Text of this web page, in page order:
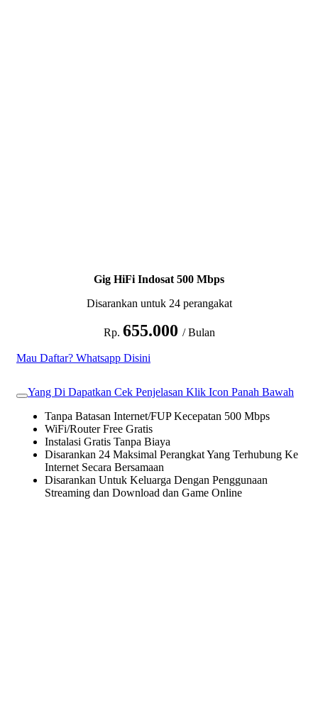
Gig HiFi Indosat 500 Mbps
Disarankan untuk 24 perangakat
Rp. 655.000 / Bulan
Mau Daftar? Whatsapp Disini
Yang Di Dapatkan Cek Penjelasan Klik Icon Panah Bawah
Tanpa Batasan Internet/FUP Kecepatan 500 Mbps
WiFi/Router Free Gratis
Instalasi Gratis Tanpa Biaya
Disarankan 24 Maksimal Perangkat Yang Terhubung Ke
Internet Secara Bersamaan
Disarankan Untuk Keluarga Dengan Penggunaan
Streaming dan Download dan Game Online